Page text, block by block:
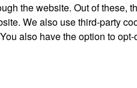
the website. Out of these,
We also use third-party
also have the option to